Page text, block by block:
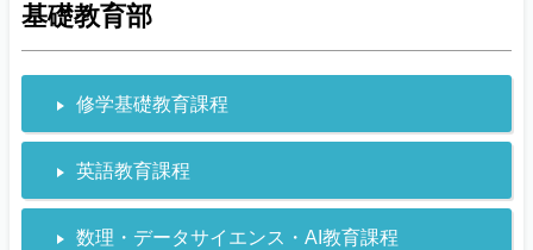
基礎教育部
修学基礎教育課程
英語教育課程
数理・データサイエンス・AI教育課程